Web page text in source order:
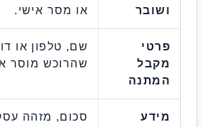
או מסר אישי.
שם, טלפון או דוא"ל
שהרוכש מוסר אותם.
סכום, מזהה עסקה,